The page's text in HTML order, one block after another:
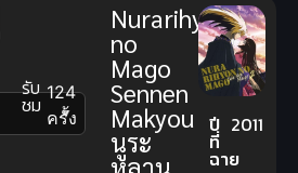
▼
รับ
ชม 124
ครั้ง
Nurarihyon
no
Mago
Sennen
Makyou
นูระ
ปี
ที่
ฉาย
2011